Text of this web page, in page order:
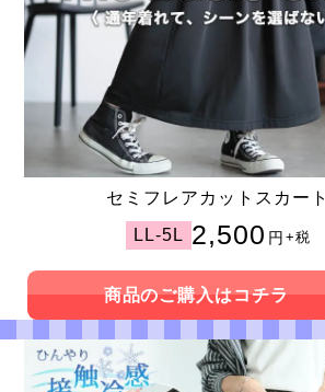
セミフレアカットスカート
LL-5L 2,500 円 +税
商品のご購入はコチラ